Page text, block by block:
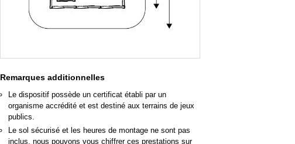
Remarques additionnelles
Le dispositif possède un certificat établi par un
organisme accrédité et est destiné aux terrains de jeux
publics.
Le sol sécurisé et les heures de montage ne sont pas
inclus, nous pouvons vous chiffrer ces prestations sur